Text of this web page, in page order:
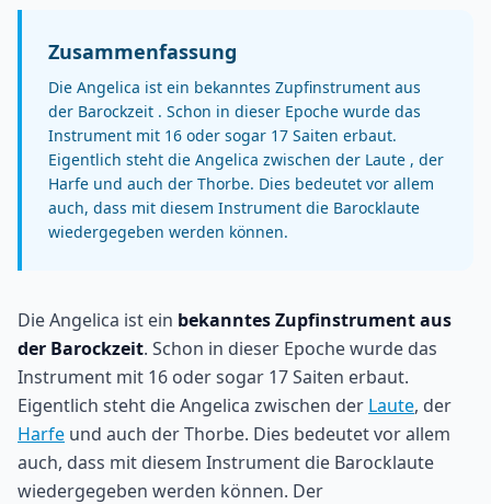
Zusammenfassung
Die Angelica ist ein bekanntes Zupfinstrument aus
der Barockzeit . Schon in dieser Epoche wurde das
Instrument mit 16 oder sogar 17 Saiten erbaut.
Eigentlich steht die Angelica zwischen der Laute , der
Harfe und auch der Thorbe. Dies bedeutet vor allem
auch, dass mit diesem Instrument die Barocklaute
wiedergegeben werden können.
Die Angelica ist ein bekanntes Zupfinstrument aus
der Barockzeit. Schon in dieser Epoche wurde das
Instrument mit 16 oder sogar 17 Saiten erbaut.
Eigentlich steht die Angelica zwischen der Laute, der
Harfe und auch der Thorbe. Dies bedeutet vor allem
auch, dass mit diesem Instrument die Barocklaute
wiedergegeben werden können. Der